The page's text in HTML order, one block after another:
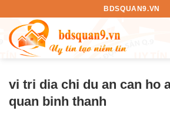
nội
dung
BDSQUAN9.VN
vi tri dia chi du an can ho
quan binh thanh